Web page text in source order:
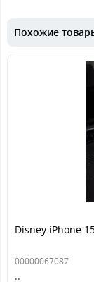
Похожие
Disney iPhone
00000067087
..